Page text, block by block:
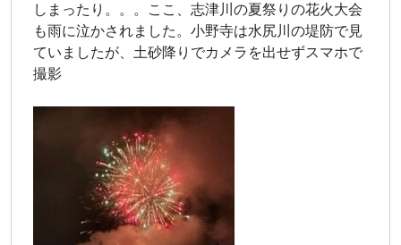
しまったり。。。ここ、志津川の夏祭りの花火大会
も雨に泣かされました。小野寺は水尻川の堤防で見
ていましたが、土砂降りでカメラを出せずスマホで
撮影